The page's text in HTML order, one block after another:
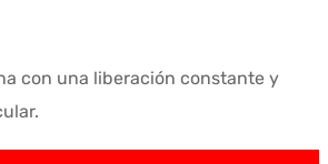
con una liberación constante y